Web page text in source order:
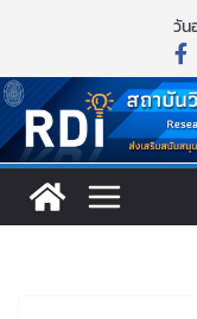
วัน